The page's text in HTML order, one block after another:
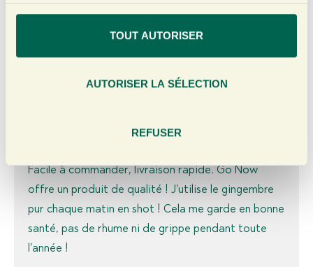
e
TOUT AUTORISER
AUTORISER LA SÉLECTION
REFUSER
pur, sans sucres ajoutés ! Les livraisons sont
toujours effectuées correctement et gérées de
manière professionnelle.
Facile à commander, livraison rapide. Go Now
offre un produit de qualité ! J’utilise le gingembre
pur chaque matin en shot ! Cela me garde en bonne
santé, pas de rhume ni de grippe pendant toute
l’année !